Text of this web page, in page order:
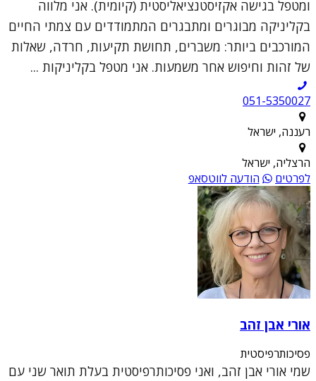
ומטפל בגישה אקזיסטנציאליסטית (קיומית). אני מלווה
בקליניקה מבוגרים ומתבגרים המתמודדים עם צמתי החיים
המורכבים ביותר: משברים, תחושת תקיעות, חרדה, שאלות
של זהות וחיפוש אחר משמעות. אני מטפל בקליניקות ...
051-5350027
רעננה, ישראל
הרצליה, ישראל
לפרטים
הודעה לווטסאפ
אורי אבן זהב
פסיכותרפיסטית
שמי אורי אבן זהב, ואני פסיכותרפיסטית בעלת תואר שני עם